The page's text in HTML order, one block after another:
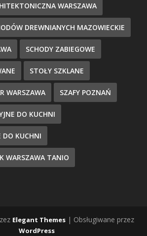
WARSZAWA
DREWNIANYCH MAZOWIECKIE
SCHODY ZABIEGOWE
STOŁY SZKLANE
WARSZAWA SZAFY POZNAŃ
DO KUCHNI
DO KUCHNI
WARSZAWA TANIO
Elegant Themes | Obsługiwane przez
WordPress